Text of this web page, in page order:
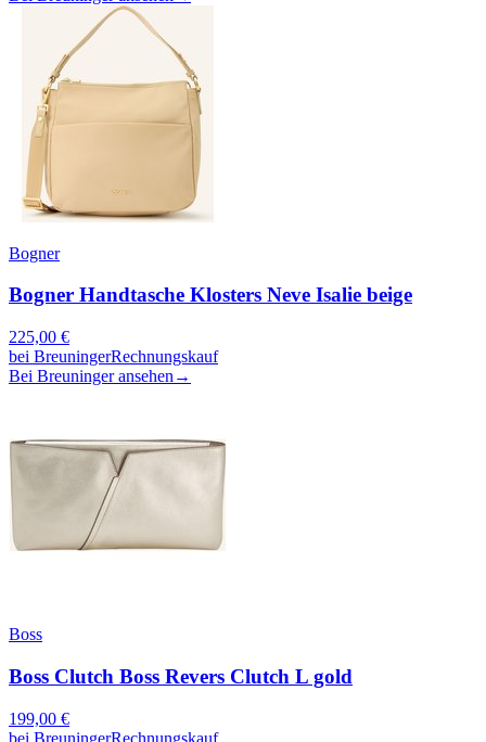
Bogner
Bogner Handtasche Klosters Neve Isalie beige
225,00 €
bei BreuningerRechnungskauf
Bei Breuninger ansehen →
Boss
Boss Clutch Boss Revers Clutch L gold
199,00 €
bei BreuningerRechnungskauf